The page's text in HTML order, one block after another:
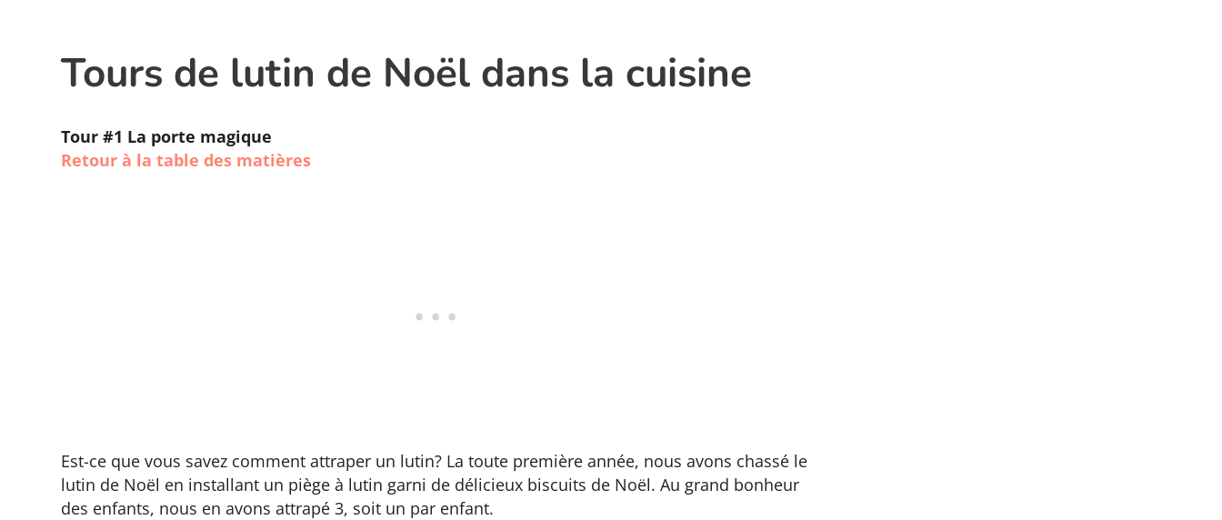
Tours de lutin de Noël dans la cuisine
Tour #1 La porte magique
Retour à la table des matières
Est-ce que vous savez comment attraper un lutin? La toute première année, nous avons chassé le
lutin de Noël en installant un piège à lutin garni de délicieux biscuits de Noël. Au grand bonheur
des enfants, nous en avons attrapé 3, soit un par enfant.